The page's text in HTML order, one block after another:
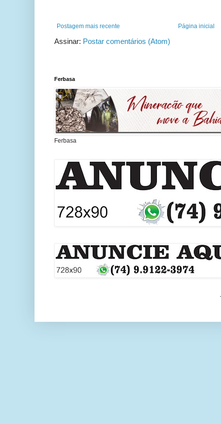
Postagem mais recente Página inicial
Assinar: Postar comentários (Atom)
Ferbasa
Ferbasa